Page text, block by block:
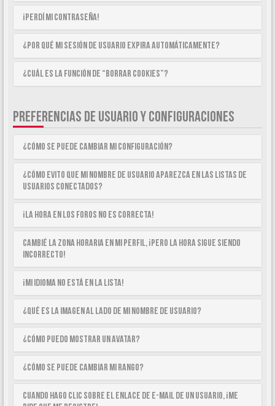
¡Perdí mi contraseña!
¿Por qué mi sesión de usuario expira automáticamente?
¿Cuál es la función de “Borrar cookies”?
PREFERENCIAS DE USUARIO Y CONFIGURACIONES
¿Cómo se puede cambiar mi configuración?
¿Cómo evito que mi nombre de usuario aparezca en las listas de
usuarios conectados?
¡La hora en los foros no es correcta!
Cambié la zona horaria en mi perfil, ¡pero la hora sigue siendo
incorrecto!
¡Mi idioma no está en la lista!
¿Qué es la imagen al lado de mi nombre de usuario?
¿Cómo puedo mostrar un avatar?
¿Cómo se puede cambiar mi rango?
Cuando hago clic sobre el enlace de e-mail de un usuario, ¡me